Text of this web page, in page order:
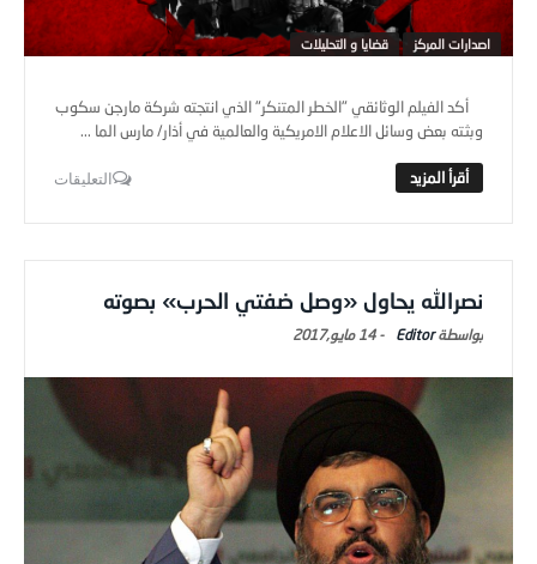
اصدارات المركز قضايا و التحليلات
أكد الفيلم الوثائقي "الخطر المتنكر" الذي انتجته شركة مارجن سكوب
وبثته بعض وسائل الاعلام الامريكية والعالمية في أذار/ مارس الما ...
التعليقات
نصرالله يحاول «وصل ضفتي الحرب» بصوته
Editor
-14 مايو,2017